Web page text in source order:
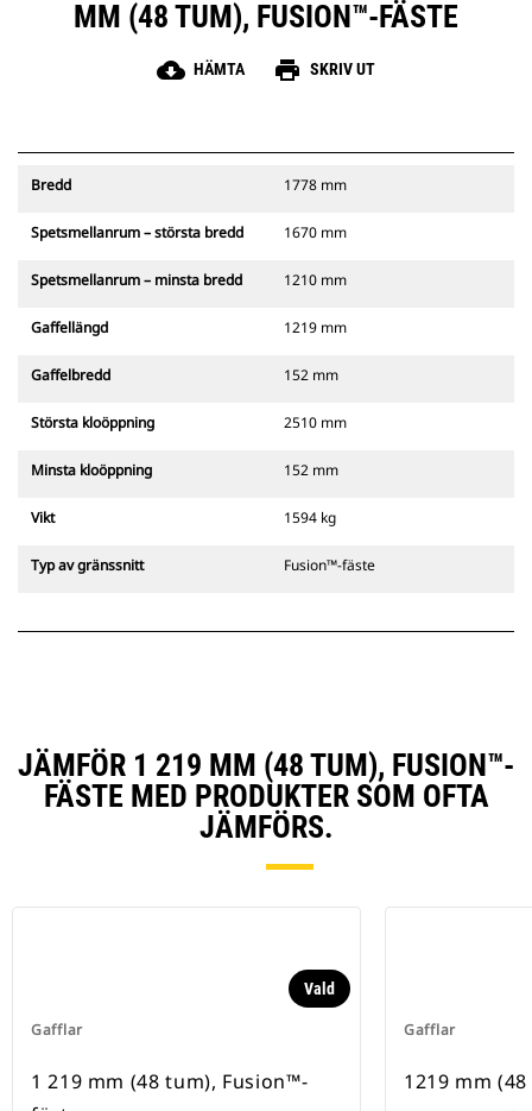
MM (48 TUM), FUSION™-FÄSTE
cloud_download HÄMTA print SKRIV UT
Bredd 1778 mm
Spetsmellanrum – största bredd 1670 mm
Spetsmellanrum – minsta bredd 1210 mm
Gaffellängd 1219 mm
Gaffelbredd 152 mm
Största kloöppning 2510 mm
Minsta kloöppning 152 mm
Vikt 1594 kg
Typ av gränssnitt Fusion™-fäste
JÄMFÖR 1 219 MM (48 TUM), FUSION™-
FÄSTE MED PRODUKTER SOM OFTA
JÄMFÖRS.
Gafflar
Vald
1 219 mm (48 tum), Fusion™-
Gafflar
1219 mm